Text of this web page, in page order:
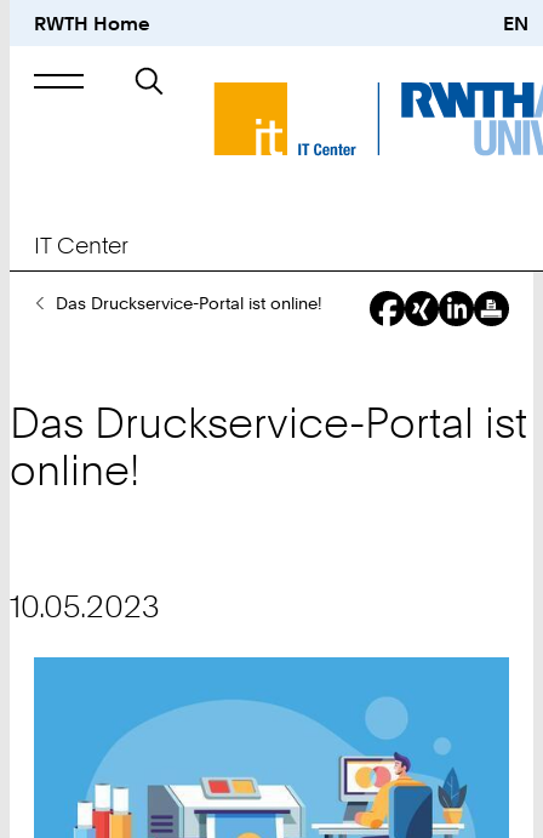
RWTH Home EN
Suche
nach
IT Center
SieDas Druckservice-Portal ist online!
Das Druckservice-Portal ist
online!
10.05.2023